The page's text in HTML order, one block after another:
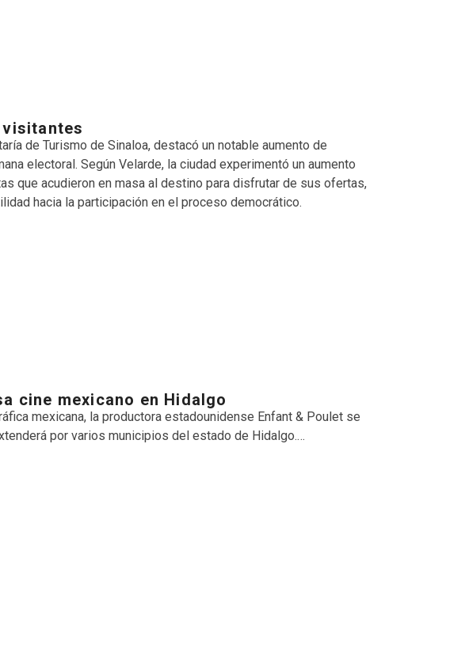
visitantes
de Turismo de Sinaloa, destacó un notable aumento de
electoral. Según Velarde, la ciudad experimentó un aumento
que acudieron en masa al destino para disfrutar de sus ofertas,
hacia la participación en el proceso democrático.
cine mexicano en Hidalgo
mexicana, la productora estadounidense Enfant & Poulet se
por varios municipios del estado de Hidalgo.…